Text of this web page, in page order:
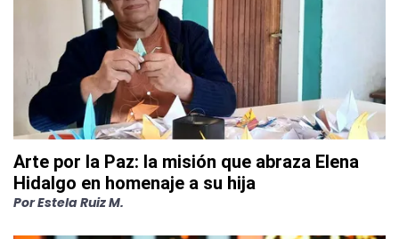
Arte por la Paz: la misión que abraza Elena
Hidalgo en homenaje a su hija
PorEstela Ruiz M.